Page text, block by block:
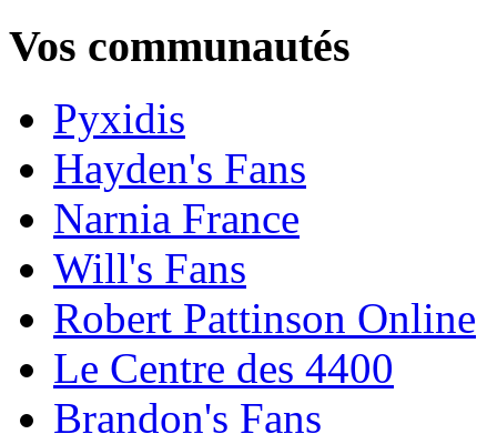
Vos communautés
Pyxidis
Hayden's Fans
Narnia France
Will's Fans
Robert Pattinson Online
Le Centre des 4400
Brandon's Fans